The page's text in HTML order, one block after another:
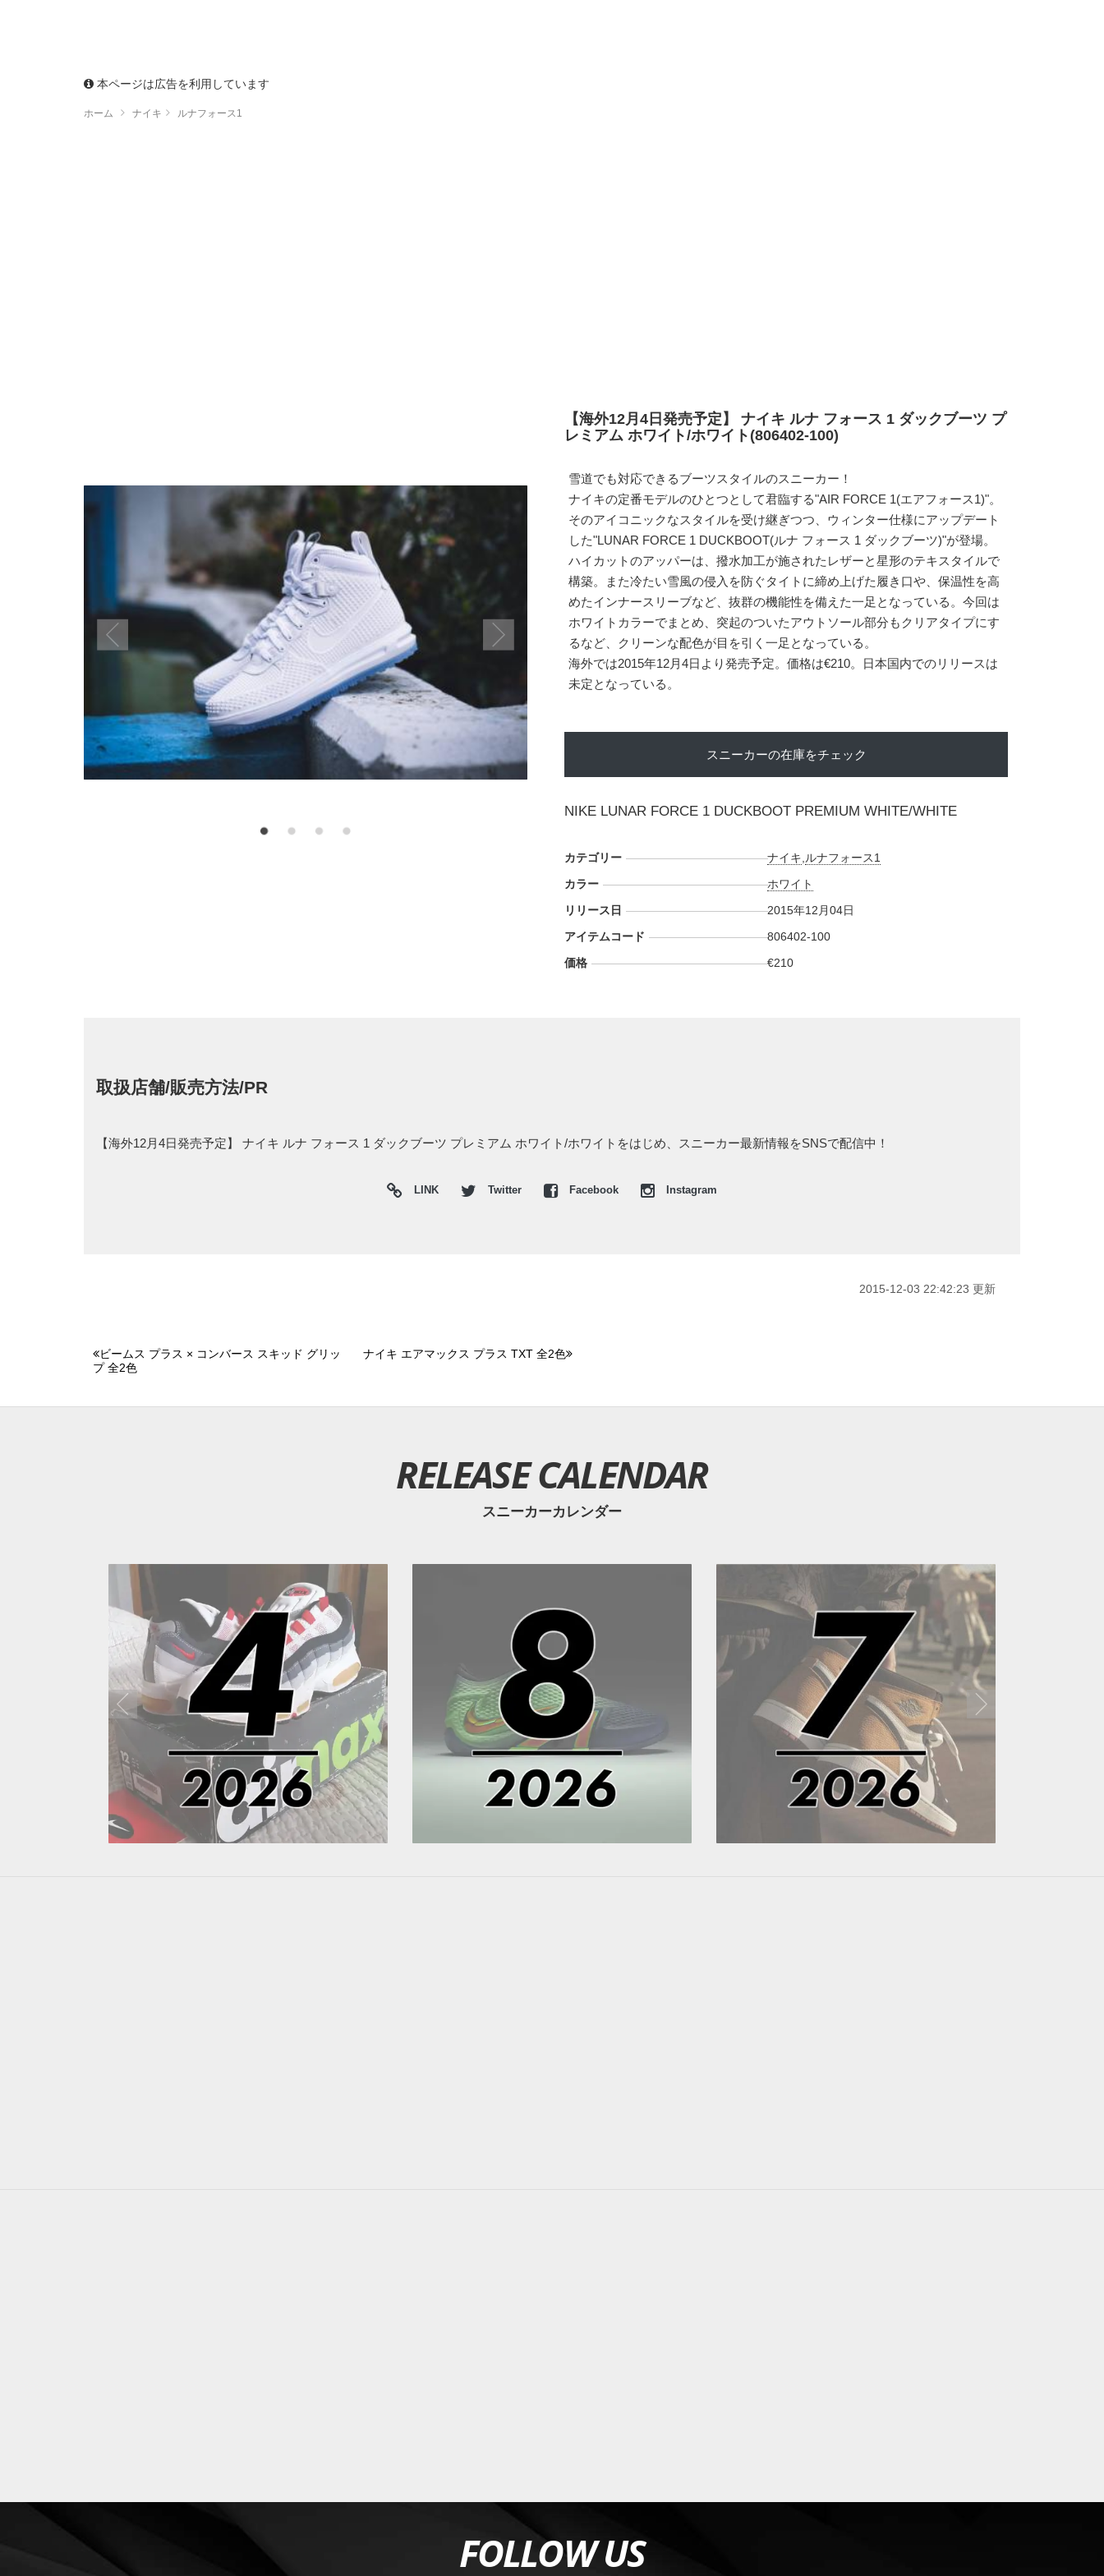
本ページは広告を利用しています
ホーム ナイキ ルナフォース1
【海外12月4日発売予定】 ナイキ ルナ フォース 1 ダックブーツ プ
レミアム ホワイト/ホワイト(806402-100)
雪道でも対応できるブーツスタイルのスニーカー！
ナイキの定番モデルのひとつとして君臨する"AIR FORCE 1(エアフォース1)"。
そのアイコニックなスタイルを受け継ぎつつ、ウィンター仕様にアップデート
した"LUNAR FORCE 1 DUCKBOOT(ルナ フォース 1 ダックブーツ)"が登場。
ハイカットのアッパーは、撥水加工が施されたレザーと星形のテキスタイルで
構築。また冷たい雪風の侵入を防ぐタイトに締め上げた履き口や、保温性を高
めたインナースリーブなど、抜群の機能性を備えた一足となっている。今回は
ホワイトカラーでまとめ、突起のついたアウトソール部分もクリアタイプにす
るなど、クリーンな配色が目を引く一足となっている。
海外では2015年12月4日より発売予定。価格は€210。日本国内でのリリースは
未定となっている。
スニーカーの在庫をチェック
NIKE LUNAR FORCE 1 DUCKBOOT PREMIUM WHITE/WHITE
カテゴリー ナイキ ルナフォース1
カラー
ホワイト
リリース日
2015年12月04日
アイテムコード
806402-100
価格
€210
取扱店舗/販売方法/PR
【海外12月4日発売予定】 ナイキ ルナ フォース 1 ダックブーツ プレミアム ホワイト/ホワイトをはじめ、スニーカー最新情報をSNSで配信中！
LINK Twitter Facebook Instagram
2015-12-03 22:42:23 更新
ビームス プラス × コンバース スキッド グリッ
プ 全2色
ナイキ エアマックス プラス TXT 全2色
RELEASE CALENDAR
スニーカーカレンダー
FOLLOW US